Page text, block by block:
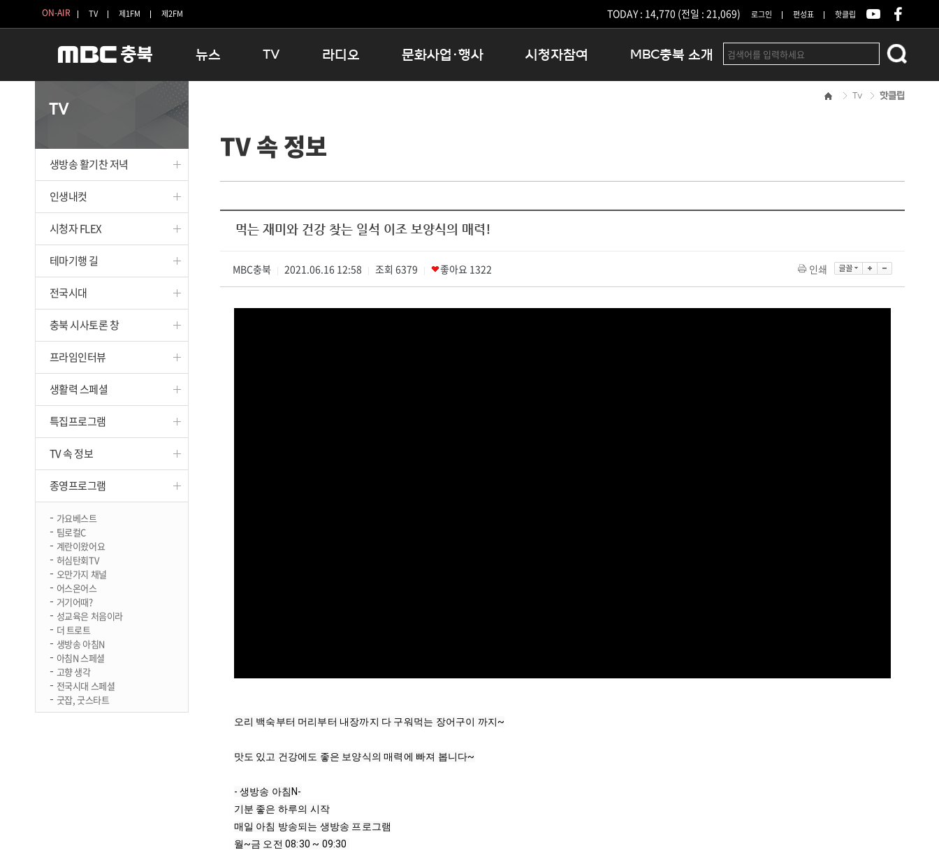
ON-AIR TV 제1FM 제2FM TODAY : 14,770 (전일 : 21,069) 로그인 편성표 핫클립
뉴스
보은
옥천
TV
인생내컷
테마기행 길
시청자 FLEX
특집프로그램
종영프로그램
라디오
16:00 완벽한 하루
우리 고향, 부탁해!
문화사업·행사
충청북도 음식문화페스타
청원생명쌀 대청호마라톤
로컬 콘텐츠 Hub
문화행사 아카이빙
시청자참여 MBC충북 소개
오시는길
TV
생방송 활기찬 저녁
인생내컷
시청자 FLEX
테마기행 길
전국시대
충북 시사토론 창
프라임인터뷰
생활력 스페셜
특집프로그램
TV 속 정보
종영프로그램
가요베스트
팀로컬C
계란이왔어요
허심탄회TV
오만가지 채널
어스온어스
거기어때?
성교육은 처음이라
더 트로트
생방송 아침N
아침N 스페셜
고향 생각
전국시대 스페셜
굿잡, 굿스타트
Tv 핫클립
TV 속 정보
먹는 재미와 건강 찾는 일석 이조 보양식의 매력!
MBC충북 2021.06.16 12:58 조회 6379 좋아요 1322 인쇄
오리 백숙부터 머리부터 내장까지 다 구워먹는 장어구이 까지~
맛도 있고 건강에도 좋은 보양식의 매력에 빠져 봅니다~
- 생방송 아침N-
기분 좋은 하루의 시작
매일 아침 방송되는 생방송 프로그램
월~금 오전 08:30 ~ 09:30